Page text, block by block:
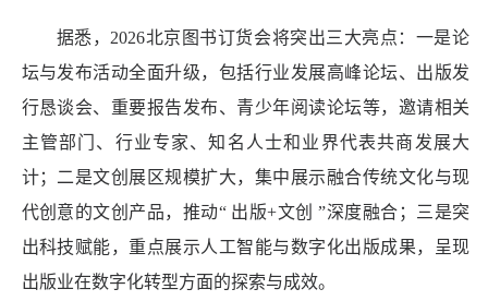
据悉，2026北京图书订货会将突出三大亮点：一是论
坛与发布活动全面升级，包括行业发展高峰论坛、出版发
行恳谈会、重要报告发布、青少年阅读论坛等，邀请相关
主管部门、行业专家、知名人士和业界代表共商发展大
计；二是文创展区规模扩大，集中展示融合传统文化与现
代创意的文创产品，推动“ 出版+文创 ”深度融合；三是突
出科技赋能，重点展示人工智能与数字化出版成果，呈现
出版业在数字化转型方面的探索与成效。